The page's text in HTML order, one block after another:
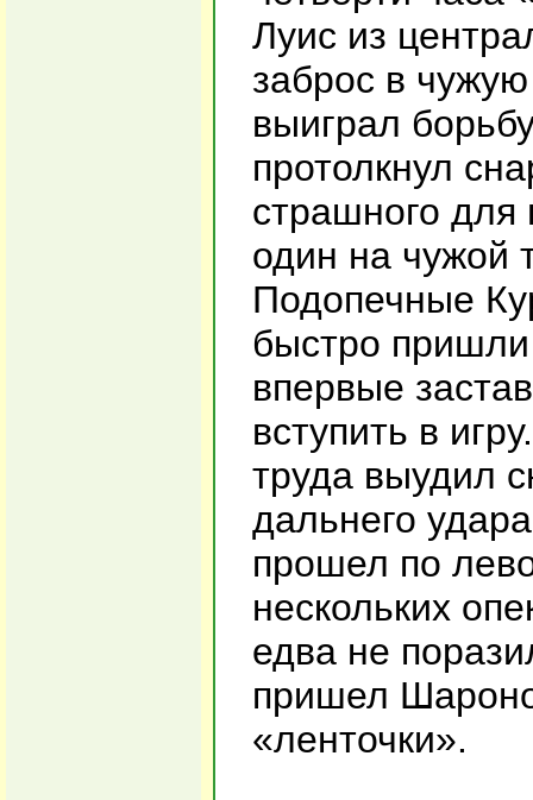
Луис из
заброс в
выиграл
протолкнул
страшного для
один на чужой
Подопечные
быстро
впервые
вступить в
труда выудил
дальнего
прошел по
нескольких
едва не
пришел
«ленточки».